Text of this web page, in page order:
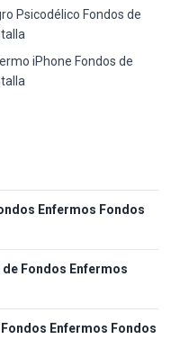
Psicodélico Fondos de
iPhone Fondos de
Enfermos Fondos
Fondos Enfermos
Enfermos Fondos